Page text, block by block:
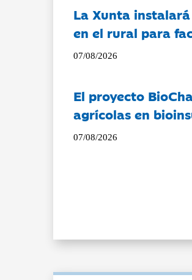
La Xunta
en el rural para
07/08/2026
El proyecto
agrícolas en
07/08/2026